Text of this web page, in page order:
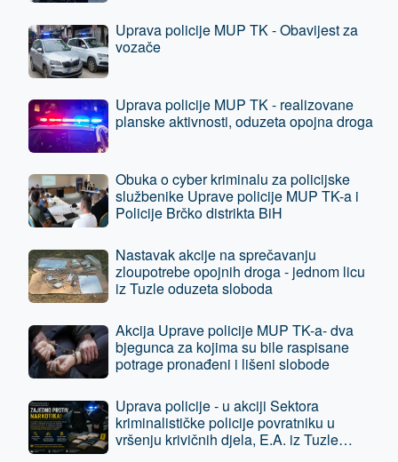
Uprava policije MUP TK - Obavijest za
vozače
Uprava policije MUP TK - realizovane
planske aktivnosti, oduzeta opojna droga
Obuka o cyber kriminalu za policijske
službenike Uprave policije MUP TK-a i
Policije Brčko distrikta BiH
Nastavak akcije na sprečavanju
zloupotrebe opojnih droga - jednom licu
iz Tuzle oduzeta sloboda
Akcija Uprave policije MUP TK-a- dva
bjegunca za kojima su bile raspisane
potrage pronađeni i lišeni slobode
Uprava policije - u akciji Sektora
kriminalističke policije povratniku u
vršenju krivičnih djela, E.A. iz Tuzle